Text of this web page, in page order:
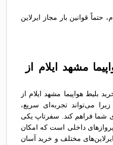
حتماً قوانین بار مجاز ایرلاین
مشهد ایلام از
بلیط هواپیما مشهد ایلام از
می‌تواند تجربه‌ای سریع،
شما فراهم کند. سفرتاپ یکی
پروازهای داخلی است که امکان
مختلف و خرید آسان